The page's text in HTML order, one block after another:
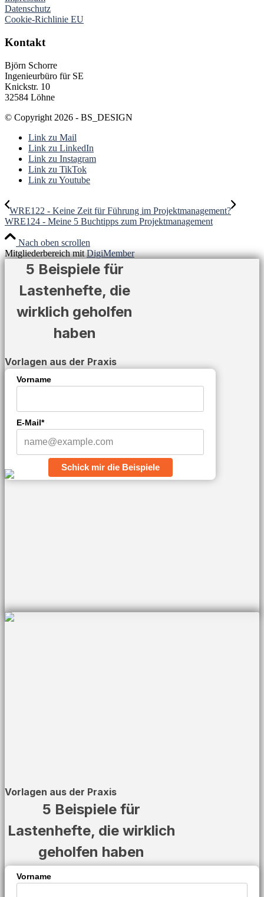
Datenschutz
Cookie-Richlinie EU
Kontakt
Björn Schorre
Ingenieurbüro für SE
Knickstr. 10
32584 Löhne
© Copyright 2026 - BS_DESIGN
Link zu Mail
Link zu LinkedIn
Link zu Instagram
Link zu TikTok
Link zu Youtube
WRE122 - Keine Zeit für Führung im Projektmanagement?
WRE124 - Meine 5 Buchtipps zum Projektmanagement
Nach oben scrollen
Mitgliederbereich mitDigiMember
5 Beispiele für
Lastenhefte, die
wirklich geholfen
haben
Vorlagen aus der Praxis
Vorname
E-Mail*
Schick mir die Beispiele
Vorlagen aus der Praxis
5 Beispiele für
Lastenhefte, die wirklich
geholfen haben
Vorname